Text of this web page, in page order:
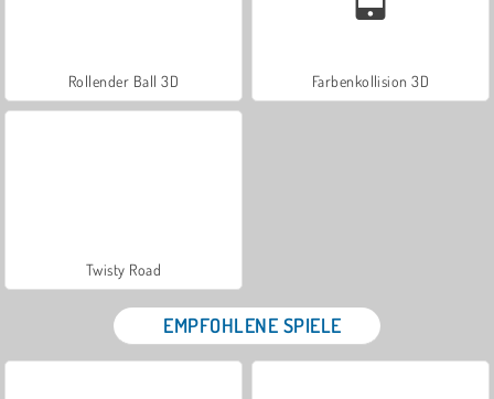
Rollender Ball 3D Farbenkollision 3D
Twisty Road
EMPFOHLENE SPIELE